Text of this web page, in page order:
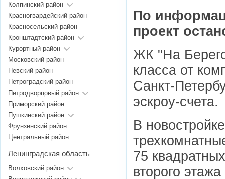
По
проект
ЖК "На
класса от
Санкт-
эскроу-счета.
В
75
второго
Колпинский район
Красногвардейский район
Красносельский район
Кронштадтский район
Курортный район
Московский район
Невский район
Петроградский район
Петродворцовый район
Приморский район
Пушкинский район
Фрунзенский район
Центральный район
Ленинградская область
Волховский район